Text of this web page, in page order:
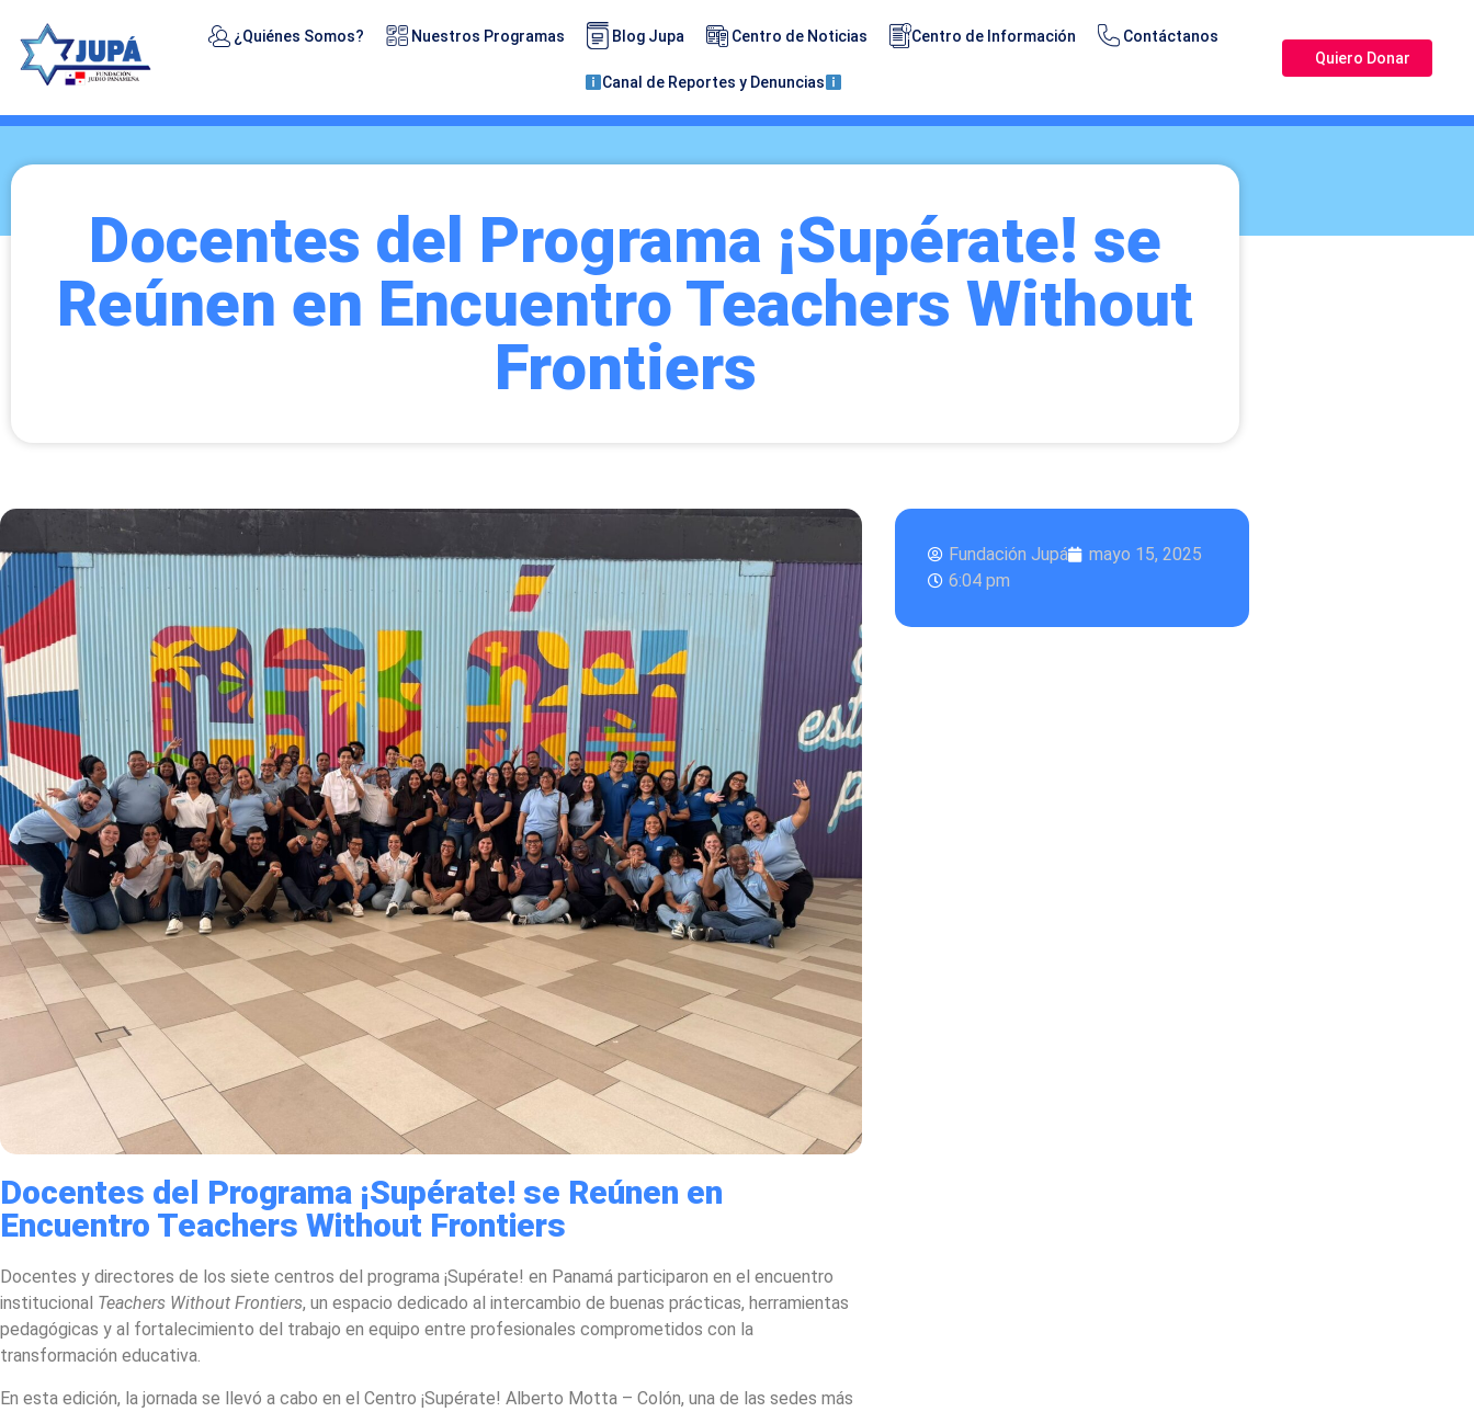
¿Quiénes Somos? Nuestros Programas Blog Jupa Centro de Noticias Centro de Información Contáctanos
Canal de Reportes y Denuncias
Quiero Donar
Docentes del Programa ¡Supérate! se
Reúnen en Encuentro Teachers Without
Frontiers
Docentes del Programa ¡Supérate! se Reúnen en
Encuentro Teachers Without Frontiers
Docentes y directores de los siete centros del programa ¡Supérate! en Panamá participaron en el encuentro
institucional Teachers Without Frontiers, un espacio dedicado al intercambio de buenas prácticas, herramientas
pedagógicas y al fortalecimiento del trabajo en equipo entre profesionales comprometidos con la
transformación educativa.
En esta edición, la jornada se llevó a cabo en el Centro ¡Supérate! Alberto Motta – Colón, una de las sedes más
Fundación Jupá
mayo 15, 2025
6:04 pm